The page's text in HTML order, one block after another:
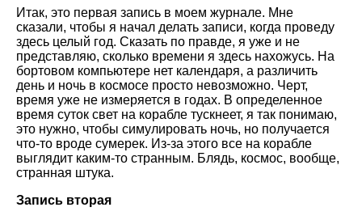
Итак, это первая запись в моем журнале. Мне
сказали, чтобы я начал делать записи, когда проведу
здесь целый год. Сказать по правде, я уже и не
представляю, сколько времени я здесь нахожусь. На
бортовом компьютере нет календаря, а различить
день и ночь в космосе просто невозможно. Черт,
время уже не измеряется в годах. В определенное
время суток свет на корабле тускнеет, я так понимаю,
это нужно, чтобы симулировать ночь, но получается
что-то вроде сумерек. Из-за этого все на корабле
выглядит каким-то странным. Блядь, космос, вообще,
странная штука.
Запись вторая